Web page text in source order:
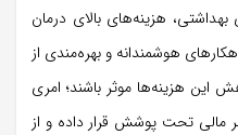
هزینه‌های بالای درمان
هوشمندانه و بهره‌مندی از
این هزینه‌ها موثر باشند؛ امری
مالی تحت پوشش قرار داده و از